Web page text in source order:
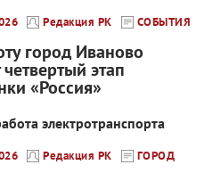
Редакция РК СОБЫТИЯ
город Иваново
этап
«Россия»
электротранспорта
Редакция РК ГОРОД